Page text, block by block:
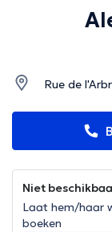
Rue de
Niet
Laat hem/haar
boeken